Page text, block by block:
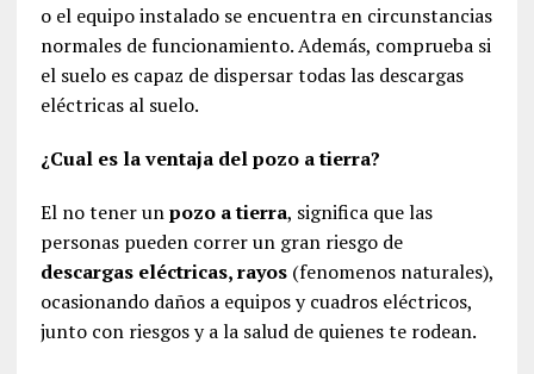
o el equipo instalado se encuentra en circunstancias
normales de funcionamiento. Además, comprueba si
el suelo es capaz de dispersar todas las descargas
eléctricas al suelo.
¿Cual es la ventaja del pozo a tierra?
El no tener unpozo a tierra, significa que las
personas pueden correr un gran riesgo de
descargas eléctricas, rayos(fenomenos naturales),
ocasionando daños a equipos y cuadros eléctricos,
junto con riesgos y a la salud de quienes te rodean.